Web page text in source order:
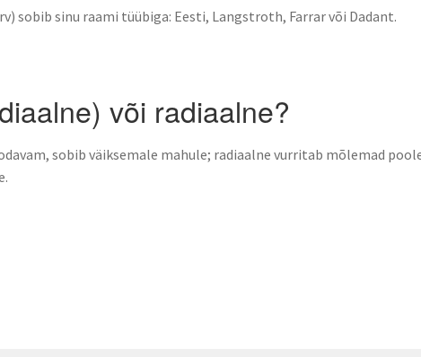
sobib sinu raami tüübiga: Eesti, Langstroth, Farrar või Dadant.
või radiaalne?
sobib väiksemale mahule; radiaalne vurritab mõlemad